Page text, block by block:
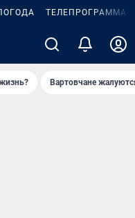
ТЕЛЕПРОГРАММА
Вартовчане